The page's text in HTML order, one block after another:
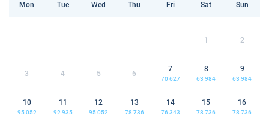
Mon Tue Wed Thu Fri Sat Sun
1 2
3 4 5 6
7
70 627
8
63 984
9
63 984
10
95 052
11
92 935
12
95 052
13
78 736
14
76 343
15
78 736
16
78 736